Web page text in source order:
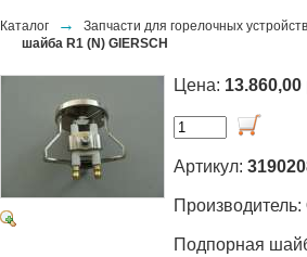
Каталог → Запчасти для горелочных
шайба R1 (N) GIERSCH
Цена: 13.860,00
Артикул:
Производитель:
Подпорная